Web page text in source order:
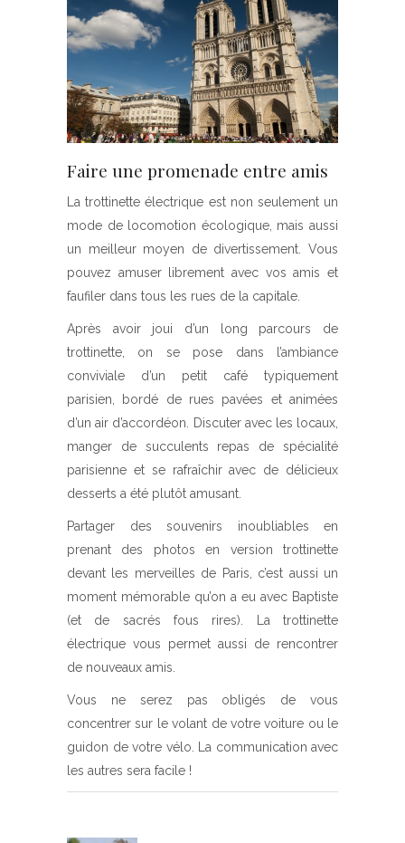
Faire une promenade entre amis
La trottinette électrique est non seulement un
mode de locomotion écologique, mais aussi
un meilleur moyen de divertissement. Vous
pouvez amuser librement avec vos amis et
faufiler dans tous les rues de la capitale.
Après avoir joui d’un long parcours de
trottinette, on se pose dans l’ambiance
conviviale d’un petit café typiquement
parisien, bordé de rues pavées et animées
d’un air d’accordéon. Discuter avec les locaux,
manger de succulents repas de spécialité
parisienne et se rafraîchir avec de délicieux
desserts a été plutôt amusant.
Partager des souvenirs inoubliables en
prenant des photos en version trottinette
devant les merveilles de Paris, c’est aussi un
moment mémorable qu’on a eu avec Baptiste
(et de sacrés fous rires). La trottinette
électrique vous permet aussi de rencontrer
de nouveaux amis.
Vous ne serez pas obligés de vous
concentrer sur le volant de votre voiture ou le
guidon de votre vélo. La communication avec
les autres sera facile !